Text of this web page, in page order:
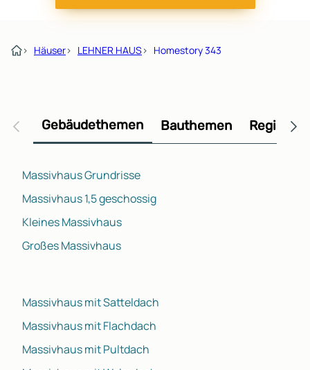
› Häuser› LEHNER HAUS› Homestory 343
Gebäudethemen Bauthemen
Massivhaus Grundrisse
Massivhaus 1,5 geschossig
Kleines Massivhaus
Großes Massivhaus
Massivhaus mit Satteldach
Massivhaus mit Flachdach
Massivhaus mit Pultdach